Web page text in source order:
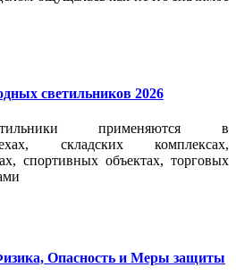
светильников 2026
применяются в
складских комплексах,
спортивных объектах, торговых
Опасность и Меры защиты